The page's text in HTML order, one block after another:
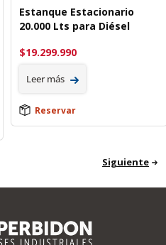
Estanque Estacionario
20.000 Lts para Diésel
$19.299.990
Leer más
Reservar
Siguiente